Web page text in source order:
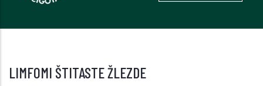
LIMFOMI ŠTITASTE ŽLEZDE